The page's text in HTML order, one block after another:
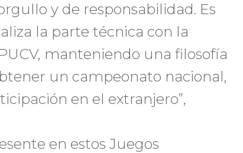
y de responsabilidad. Es
la parte técnica con la
manteniendo una filosofía
un campeonato nacional,
en el extranjero”,
en estos Juegos